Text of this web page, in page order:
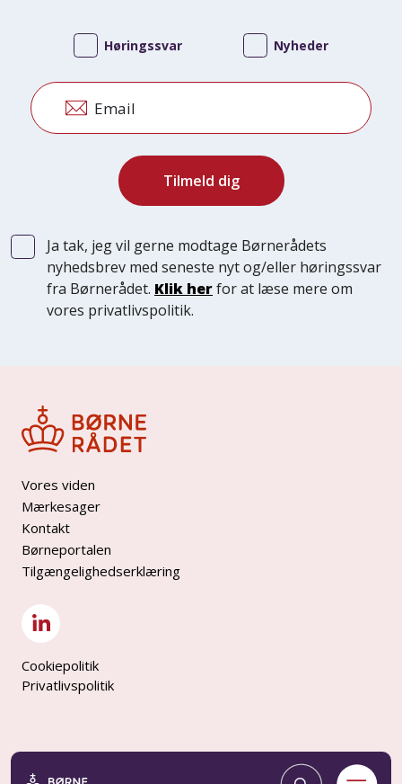
Email
Høringssvar Nyheder
Ja tak, jeg vil gerne modtage Børnerådets
nyhedsbrev med seneste nyt og/eller høringssvar
fra Børnerådet. Klik herfor at læse mere om
vores privatlivspolitik.
Vores viden
Mærkesager
Kontakt
Børneportalen
Tilgængelighedserklæring
Cookiepolitik
Privatlivspolitik